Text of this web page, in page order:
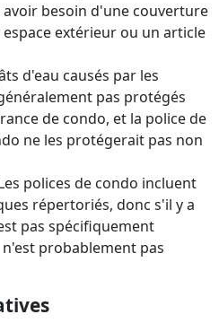
besoin d'une couverture
extérieur ou un article
d'eau causés par les
pas protégés
de condo, et la police de
ne les protégerait pas non
polices de condo incluent
répertoriés, donc s'il y a
pas spécifiquement
probablement pas